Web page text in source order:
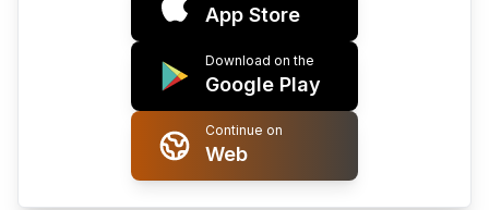
App Store
Download on the
Google Play
Continue on
Web